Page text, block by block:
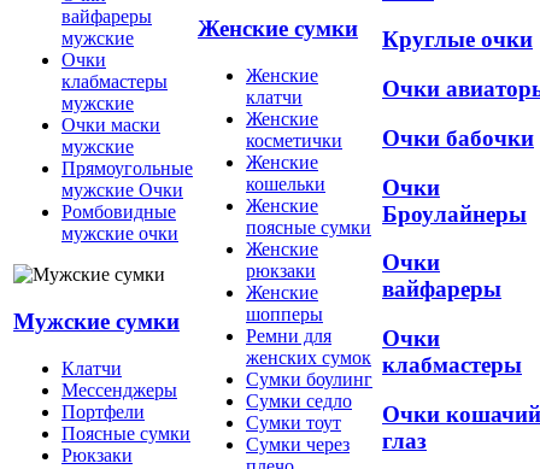
вайфареры
мужские
Очки
клабмастеры
мужские
Очки маски
мужские
Прямоугольные
мужские Очки
Ромбовидные
мужские очки
Мужские сумки
Клатчи
Мессенджеры
Портфели
Поясные сумки
Рюкзаки
Женские сумки
Женские
клатчи
Женские
косметички
Женские
кошельки
Женские
поясные сумки
Женские
рюкзаки
Женские
шопперы
Ремни для
женских сумок
Сумки боулинг
Сумки седло
Сумки тоут
Сумки через
Круглые очки
Очки
Очки бабочки
Очки
Броулайнеры
Очки
вайфареры
Очки
клабмастеры
Очки кошачий
глаз